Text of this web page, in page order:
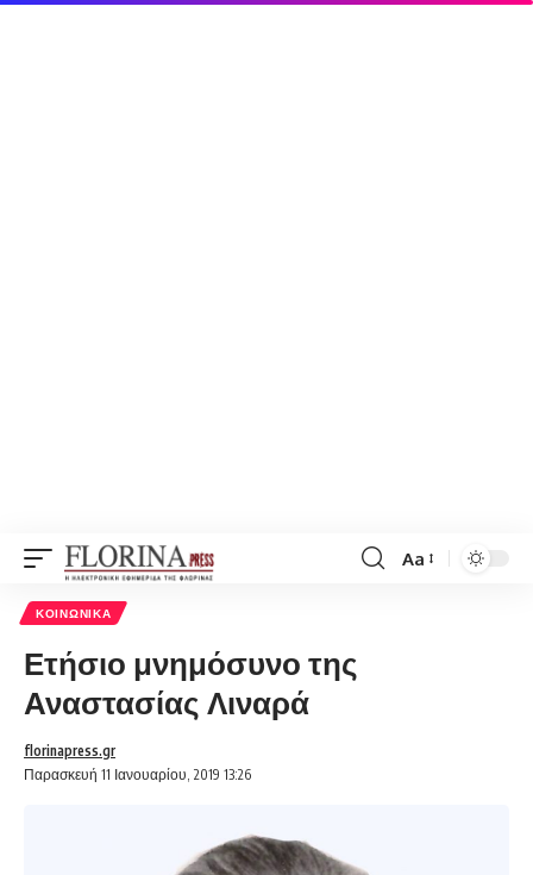
Font
Aa
ΚΟΙΝΩΝΙΚΆ
Ετήσιο μνημόσυνο της
Αναστασίας Λιναρά
Παρασκευή 11 Ιανουαρίου, 2019 13:26
florinapress.gr